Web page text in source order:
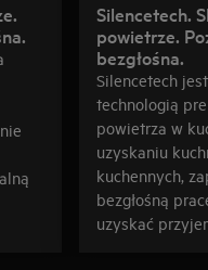
Silencetech.
powietrze.
bezgłośna.
Silencetech
technologią
powietrza w
uzyskaniu
kuchennych,
bezgłośną
uzyskać